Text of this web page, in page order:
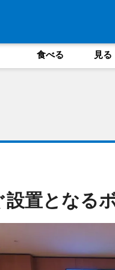
食べる 見る
置となる